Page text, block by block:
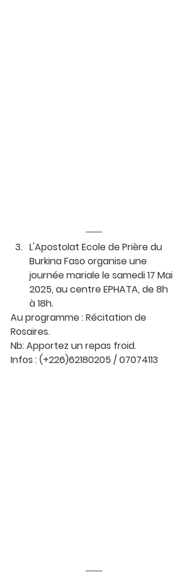
L'Apostolat Ecole de Prière du
Burkina Faso organise une
journée mariale le samedi 17 Mai
2025, au centre EPHATA, de 8h
à 18h.
Au programme : Récitation de
Rosaires.
Nb: Apportez un repas froid.
Infos : (+226)62180205 / 07074113